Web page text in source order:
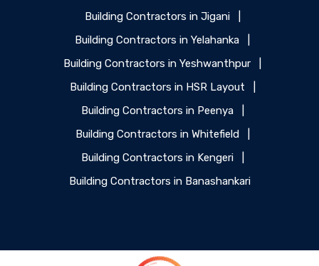
Building Contractors in Jigani
Building Contractors in Yelahanka
Building Contractors in Yeshwanthpur
Building Contractors in HSR Layout
Building Contractors in Peenya
Building Contractors in Whitefield
Building Contractors in Kengeri
Building Contractors in Banashankari